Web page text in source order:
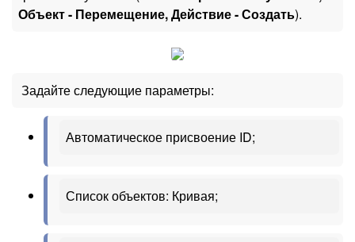
Объект - Перемещение, Действие - Создать).
Задайте следующие параметры:
Автоматическое присвоение ID;
Список объектов: Кривая;